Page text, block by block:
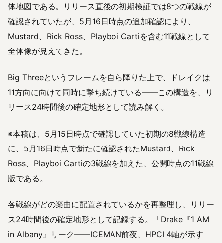
体地図である。リリース直後の初期検証では8つの戦線が
確認されていたが、5月16日時点の追加確認により、
Mustard、Rick Ross、Playboi Cartiを含む11戦線として
全体像が見えてきた。
Big Threeというフレームを自ら降りた上で、ドレイクは
11方向に向けて同時に撃ち続けている——この構造を、リ
リース24時間後の確定地形として読み解く。
※本稿は、5月15日時点で確認していた初期の8戦線構造
に、5月16日時点で新たに確認されたMustard、Rick
Ross、Playboi Cartiの3戦線を加えた、公開時点の11戦線
版である。
各戦線がどの楽曲に配置されているかを再整理し、リリー
ス24時間後の確定地形として記録する。
「Drake『1 AM
in Albany』リーク——ICEMAN前夜、HPCI 4軸が示す